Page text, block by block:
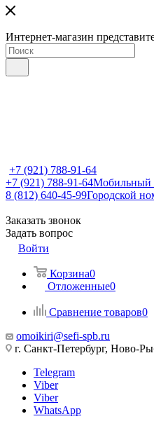
Интернет-магазин
+7 (921) 788-91-64
+7 (921) 788-91-64Мобильный
8 (812) 640-45-99Городской
Заказать звонок
Задать вопрос
Войти
Корзина0
Отложенные0
Сравнение товаров0
omoikiri@sefi-spb.ru
г. Санкт-Петербург, Ново-
Telegram
Viber
Viber
WhatsApp